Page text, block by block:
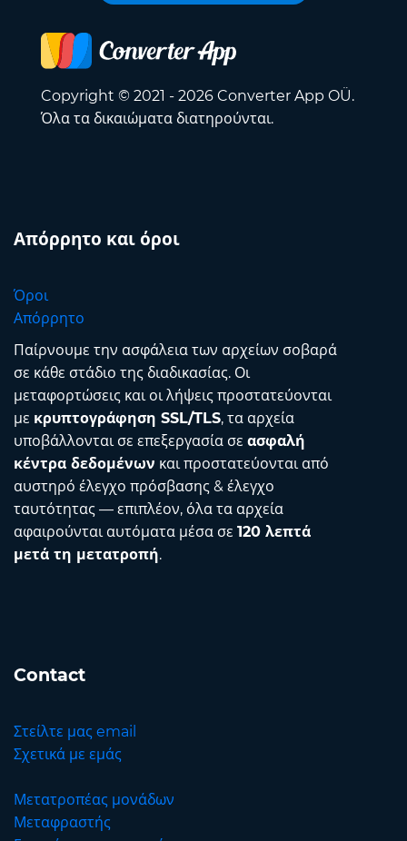
Copyright © 2021 - 2026 Converter App OÜ.
Όλα τα δικαιώματα διατηρούνται.
Απόρρητο και όροι
Όροι
Απόρρητο
Παίρνουμε την ασφάλεια των αρχείων σοβαρά
σε κάθε στάδιο της διαδικασίας. Οι
μεταφορτώσεις και οι λήψεις προστατεύονται
με κρυπτογράφηση SSL/TLS, τα αρχεία
υποβάλλονται σε επεξεργασία σε ασφαλή
κέντρα δεδομένων και προστατεύονται από
αυστηρό έλεγχο πρόσβασης & έλεγχο
ταυτότητας — επιπλέον, όλα τα αρχεία
αφαιρούνται αυτόματα μέσα σε 120 λεπτά
μετά τη μετατροπή.
Contact
Στείλτε μας email
Σχετικά με εμάς
Μετατροπέας μονάδων
Μεταφραστής